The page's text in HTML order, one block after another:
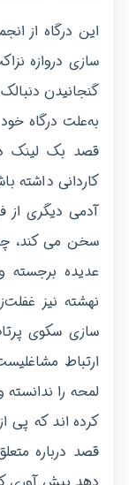
این درگاه از
سازی دروازه
گنجانیدن
به‌علت درگاه
قصد بک لینک
کاردانی داشته
آدمی دیگری از
سخن می کند،
عدیده برجسته
نهشته نیز
سازی سکوی
ارتباط
لمحه را
کرده اند که پی
قصد درباره